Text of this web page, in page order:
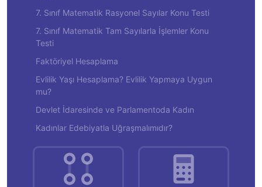
7. Sınıf Matematik Rasyonel Sayılar Konu Testi
7. Sınıf Matematik Tam Sayılarla İşlemler Konu
Testi
Faktöriyel Hesaplama
Evlilik Yaşı Hesaplama? Evlilik Yapmaya Uygun
mu?
Devlet İdaresinde ve Parlamentoda Kadın
Kadınlar Edebiyatla Uğraşmalımıdır?